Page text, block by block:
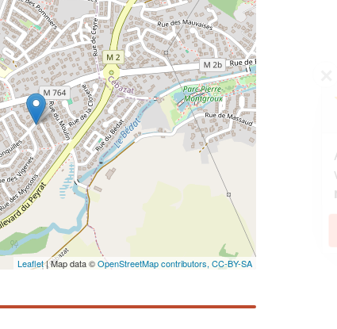
Leaflet| Map data ©OpenStreetMap contributors, CC-BY-SA
✕
Vous êtes un
professionnel ?
Augmentez votrechiffre d'affaires
vosmarges
tout en gagnant de
nouveaux clients
En savoir plus